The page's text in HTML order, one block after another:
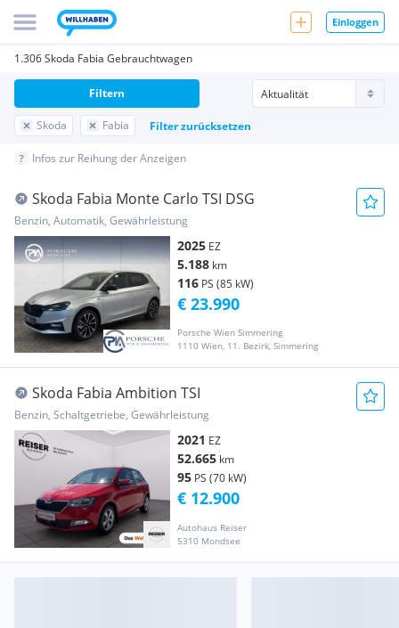
Einloggen
1.306 Skoda Fabia Gebrauchtwagen
Skoda Fabia Filter zurücksetzen
Filtern
Infos zur Reihung der Anzeigen
Skoda Fabia Monte Carlo TSI DSG
Benzin, Automatik, Gewährleistung
2025 EZ
5.188 km
116 PS (85 kW)
Porsche Wien Simmering
1110 Wien, 11. Bezirk, Simmering
€ 23.990
Skoda Fabia Ambition TSI
Benzin, Schaltgetriebe, Gewährleistung
2021 EZ
52.665 km
95 PS (70 kW)
Autohaus Reiser
5310 Mondsee
€ 12.900